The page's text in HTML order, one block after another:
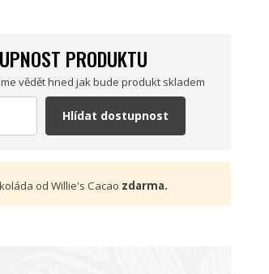
PRODUKTU
vědět hned jak bude produkt skladem
Hlídat dostupnost
od Willie's Cacao zdarma.